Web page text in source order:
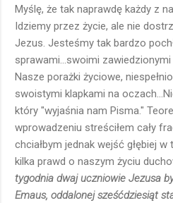
Myślę, że tak naprawdę każdy z
Idziemy przez życie, ale nie
Jezus. Jesteśmy tak bardzo
sprawami...swoimi zawiedzionymi
Nasze porażki życiowe,
swoistymi klapkami na
który "wyjaśnia nam Pisma."
wprowadzeniu streściłem cały
chciałbym jednak wejść głębiej
kilka prawd o naszym życiu
tygodnia dwaj uczniowie Jezusa
Emaus, oddalonej sześćdziesiąt